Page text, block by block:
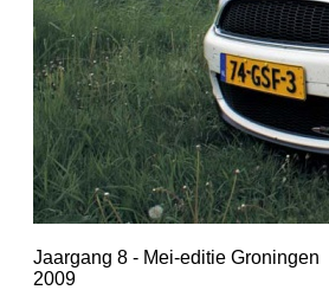
Jaargang 8 - Mei-editie Groningen
2009